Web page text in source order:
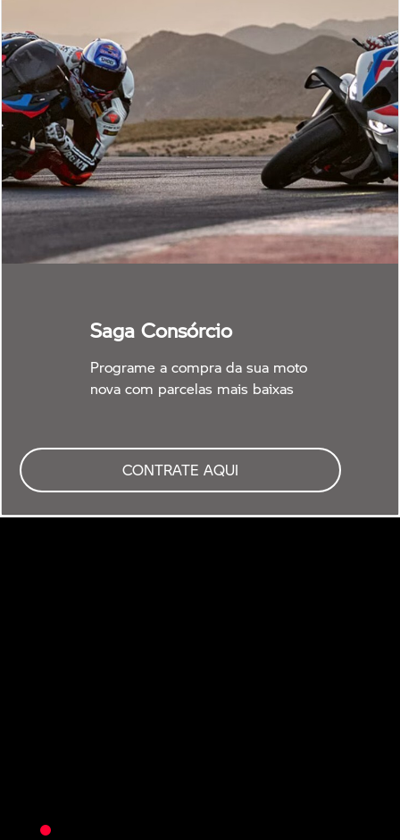
Programe a compra da sua moto
nova com parcelas mais baixas
CONTRATE AQUI